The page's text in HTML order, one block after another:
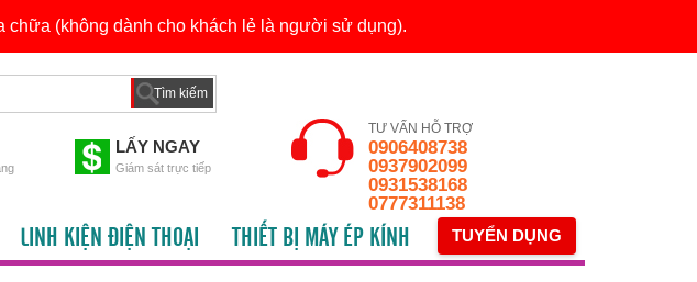
(không dành cho khách lẻ là người sử dụng).
LẤY NGAY
Giám sát trực tiếp
TƯ VẤN HỖ TRỢ
0906408738
0937902099
0931538168
0777311138
LINH KIỆN ĐIỆN THOẠI THIẾT BỊ MÁY ÉP KÍNH TUYỂN DỤNG